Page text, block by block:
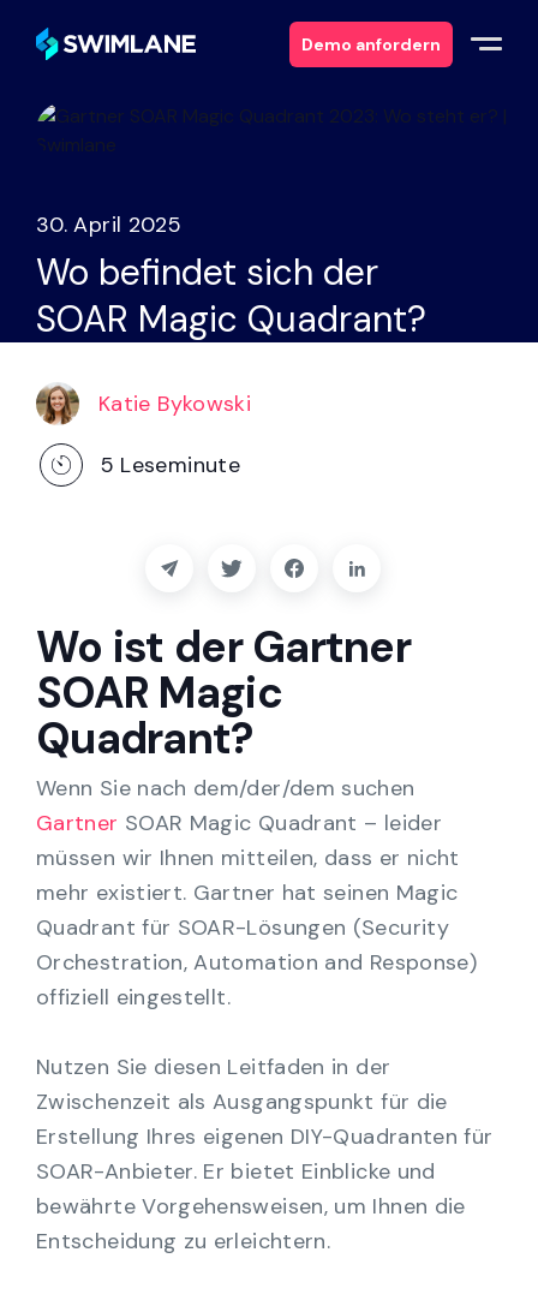
Demo anfordern
Warum Swimlane
Lösungen
Produkte
Dienstleistungen
Ressourcen
Über
Kontakt
Blog
Unterstützung
Deutsch
Demo anfordern
30. April 2025
Wo befindet sich der
SOAR Magic Quadrant?
Katie Bykowski
5 Leseminute
Wo ist der Gartner
SOAR Magic
Quadrant?
Wenn Sie nach dem/der/dem suchen
Gartner SOAR Magic Quadrant – leider
müssen wir Ihnen mitteilen, dass er nicht
mehr existiert. Gartner hat seinen Magic
Quadrant für SOAR-Lösungen (Security
Orchestration, Automation and Response)
offiziell eingestellt.
Nutzen Sie diesen Leitfaden in der
Zwischenzeit als Ausgangspunkt für die
Erstellung Ihres eigenen DIY-Quadranten für
SOAR-Anbieter. Er bietet Einblicke und
bewährte Vorgehensweisen, um Ihnen die
Entscheidung zu erleichtern.